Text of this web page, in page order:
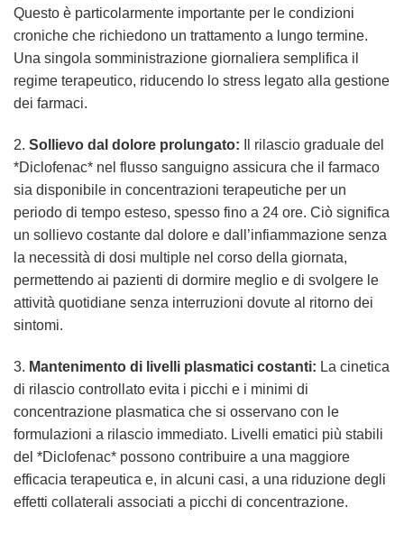
Questo è particolarmente importante per le condizioni
croniche che richiedono un trattamento a lungo termine.
Una singola somministrazione giornaliera semplifica il
regime terapeutico, riducendo lo stress legato alla gestione
dei farmaci.
2. Sollievo dal dolore prolungato: Il rilascio graduale del
*Diclofenac* nel flusso sanguigno assicura che il farmaco
sia disponibile in concentrazioni terapeutiche per un
periodo di tempo esteso, spesso fino a 24 ore. Ciò significa
un sollievo costante dal dolore e dall’infiammazione senza
la necessità di dosi multiple nel corso della giornata,
permettendo ai pazienti di dormire meglio e di svolgere le
attività quotidiane senza interruzioni dovute al ritorno dei
sintomi.
3. Mantenimento di livelli plasmatici costanti: La cinetica
di rilascio controllato evita i picchi e i minimi di
concentrazione plasmatica che si osservano con le
formulazioni a rilascio immediato. Livelli ematici più stabili
del *Diclofenac* possono contribuire a una maggiore
efficacia terapeutica e, in alcuni casi, a una riduzione degli
effetti collaterali associati a picchi di concentrazione.